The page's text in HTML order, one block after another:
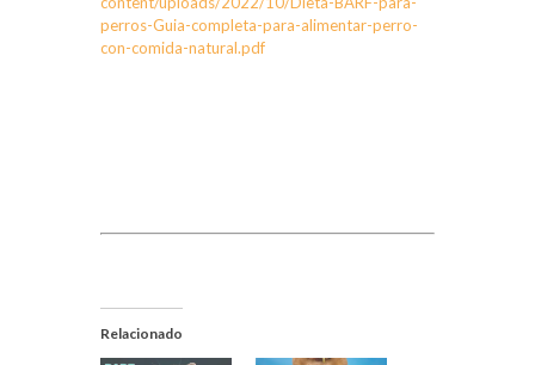
perros-Guia-completa-para-alimentar-perro-
con-comida-natural.pdf
Relacionado